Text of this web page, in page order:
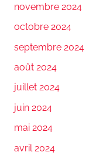
novembre 2024
octobre 2024
septembre 2024
août 2024
juillet 2024
juin 2024
mai 2024
avril 2024